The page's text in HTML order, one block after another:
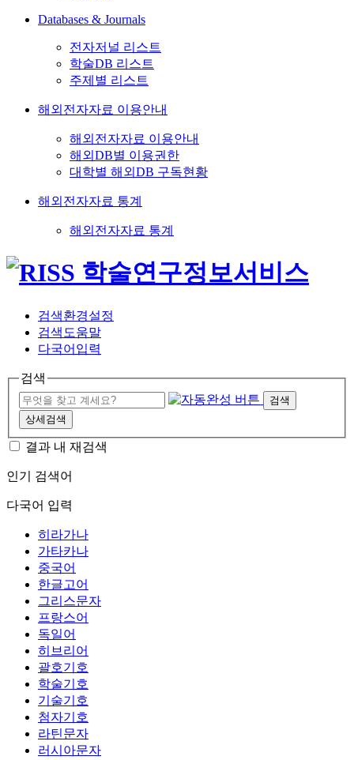
Databases & Journals
전자저널 리스트
학술DB 리스트
주제별 리스트
해외전자자료 이용안내
해외전자자료 이용안내
해외DB별 이용권한
대학별 해외DB 구독현황
해외전자자료 통계
해외전자자료 통계
검색환경설정
검색도움말
다국어입력
검색
검색
상세검색
결과 내 재검색
인기 검색어
다국어 입력
히라가나
가타카나
중국어
한글고어
그리스문자
프랑스어
독일어
히브리어
괄호기호
학술기호
기술기호
첨자기호
라틴문자
러시아문자